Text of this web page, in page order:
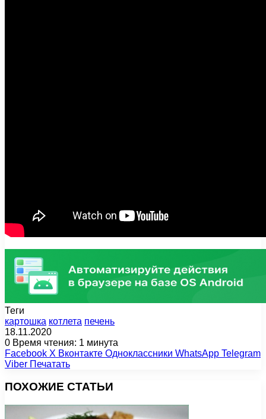
Теги
картошка котлета печень
18.11.2020
0 Время чтения: 1 минута
Facebook X Вконтакте Одноклассники WhatsApp Telegram
Viber Печатать
ПОХОЖИЕ СТАТЬИ